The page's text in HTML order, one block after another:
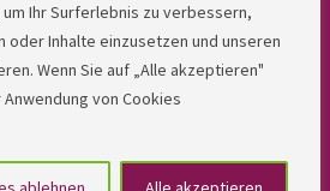
Ihr Surferlebnis zu verbessern,
Inhalte einzusetzen und unseren
Wenn Sie auf „Alle akzeptieren"
von Cookies
2026 | Powered by
Kontakt